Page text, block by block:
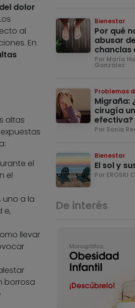
dolor
al
En
altas
el
el
uno a la
e,
llevar
borrosa
Bienestar
Por qué
abusar
chanclas
Por María
González
Problemas
Migraña:
cirugía
efectiva?
Por Sonia
Bienestar
El sol y
Por EROSKI
De interés